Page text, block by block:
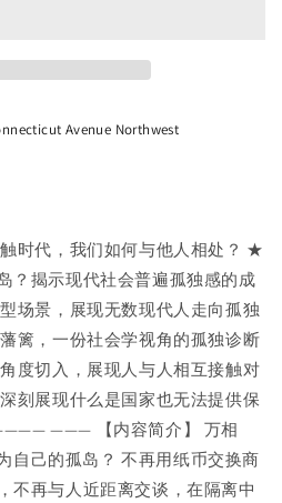
Avenue Northwest
时代，我们如何与他人相处？ ★
？揭示现代社会普遍孤独感的成
场景，展现无数现代人走向孤独
篱，一份社会学视角的孤独诊断
度切入，展现人与人相互接触对
刻展现什么是国家也无法提供保
——— 【内容简介】 万相
自己的孤岛？ 不再用纸币交换商
不再与人近距离交谈，在隔离中